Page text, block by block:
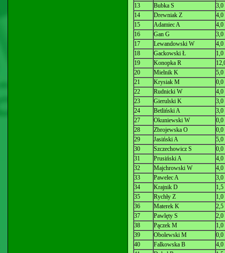
13
Bubka S
3,0
14
Drewniak Z
4,0
15
Adamiec A
4,0
16
Gan G
3,0
17
Lewandowski W
4,0
18
Gackowski Ł
1,0
19
Konopka R
20
Mielnik K
5,0
21
Krysiak M
0,0
22
Rudnicki W
4,0
23
Gierulski K
3,0
24
Betliński A
3,0
27
Okuniewski W
0,0
28
Zbrojewska O
0,0
29
Jasiński A
5,0
30
Szczechowicz S
0,0
31
Prusiński A
4,0
32
Majchrowski W
4,0
33
Pawelec A
3,0
34
Krajnik D
1,5
35
Rychły Z
1,0
36
Materek K
2,5
37
Pawlęty S
2,0
38
Pączek M
1,0
39
Obolewski M
0,0
40
Falkowska B
4,0